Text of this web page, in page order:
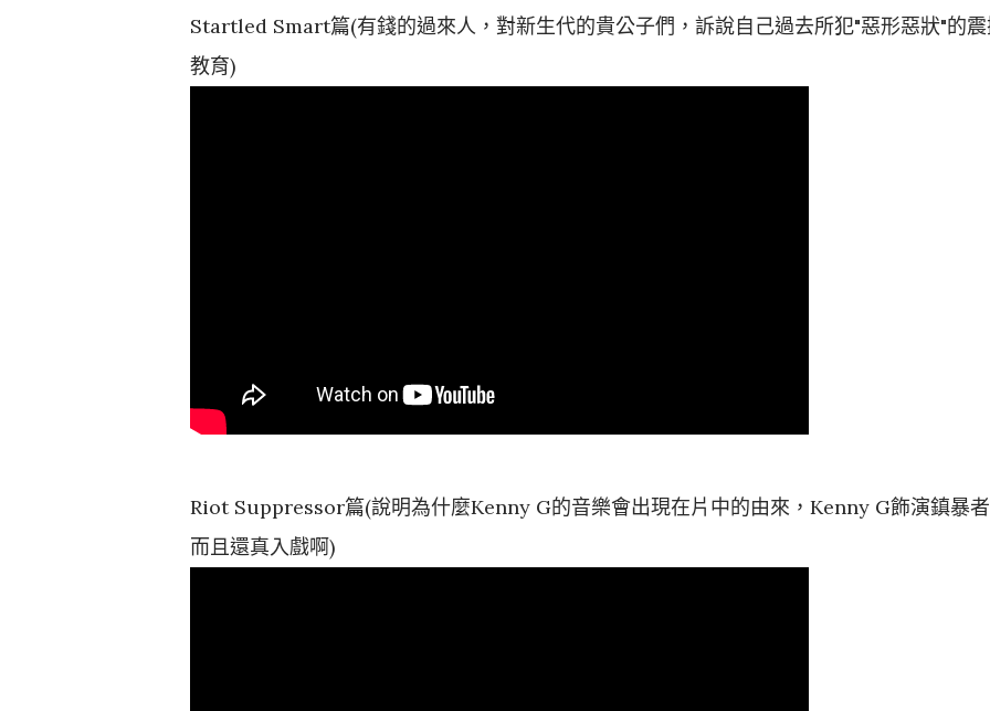
Startled Smart篇(有錢的過來人，對新生代的貴公子們，訴說自己過去所犯"惡形惡狀"的
教育)
Riot Suppressor篇(說明為什麼Kenny G的音樂會出現在片中的由來，Kenny G飾演鎮暴者
而且還真入戲啊)